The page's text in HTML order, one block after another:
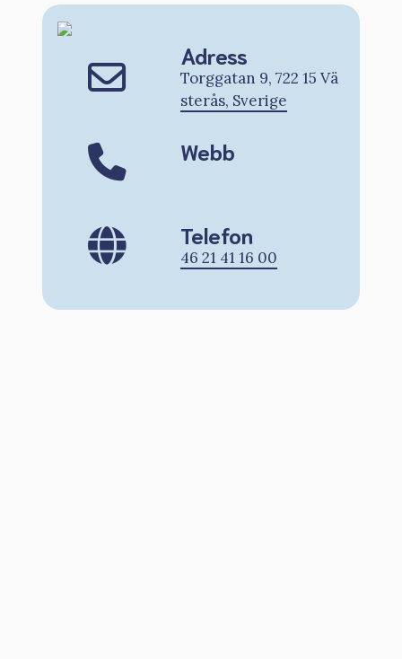
Adress
Torggatan 9, 722 15 Vä
sterås, Sverige
Webb
Telefon
46 21 41 16 00